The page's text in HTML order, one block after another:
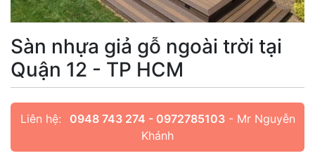
Sàn nhựa giả gỗ ngoài trời tại
Quận 12 - TP HCM
Liên hệ: 0948 743 274 - 0972785103- Mr Nguyễn
Khánh